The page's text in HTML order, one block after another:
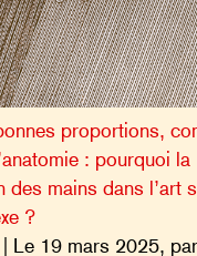
proportions,
: pourquoi la
des mains dans l’art
?
| Le 19 mars 2025,